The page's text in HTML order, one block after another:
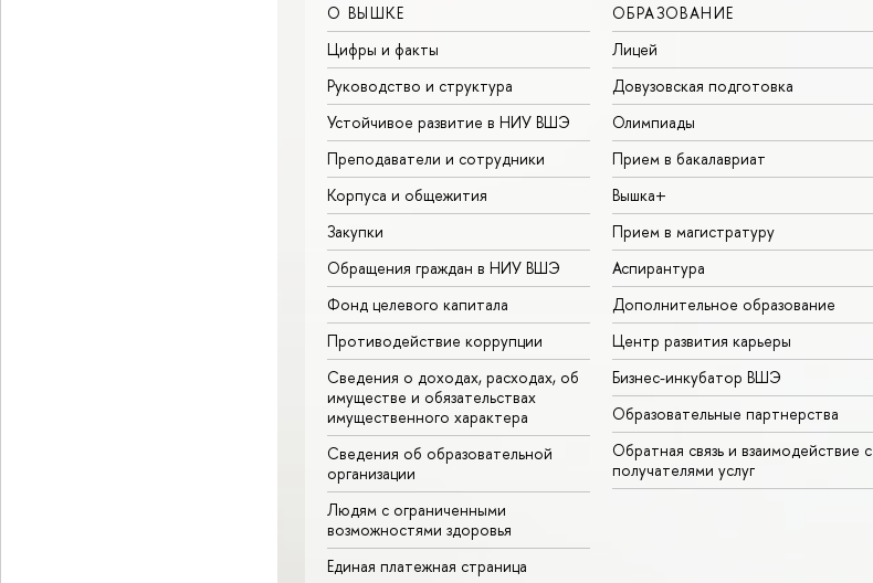
О ВЫШКЕ
Цифры и факты
Руководство и структура
Устойчивое развитие в НИУ ВШЭ
Преподаватели и сотрудники
Корпуса и общежития
Закупки
Обращения граждан в НИУ ВШЭ
Фонд целевого капитала
Противодействие коррупции
Сведения о доходах, расходах, об
имуществе и обязательствах
имущественного характера
Сведения об образовательной
организации
Людям с ограниченными
возможностями здоровья
Единая платежная страница
ОБРАЗОВАНИЕ
Лицей
Довузовская подготовка
Олимпиады
Прием в бакалавриат
Вышка+
Прием в магистратуру
Аспирантура
Дополнительное образование
Центр развития карьеры
Бизнес-инкубатор ВШЭ
Образовательные партнерства
Обратная связь и взаимодействие с
получателями услуг